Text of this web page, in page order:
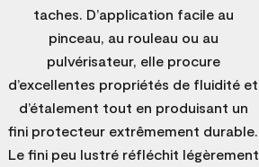
taches. D’application facile au
pinceau, au rouleau ou au
pulvérisateur, elle procure
d’excellentes propriétés de fluidité et
d’étalement tout en produisant un
fini protecteur extrêmement durable.
Le fini peu lustré réfléchit légèrement